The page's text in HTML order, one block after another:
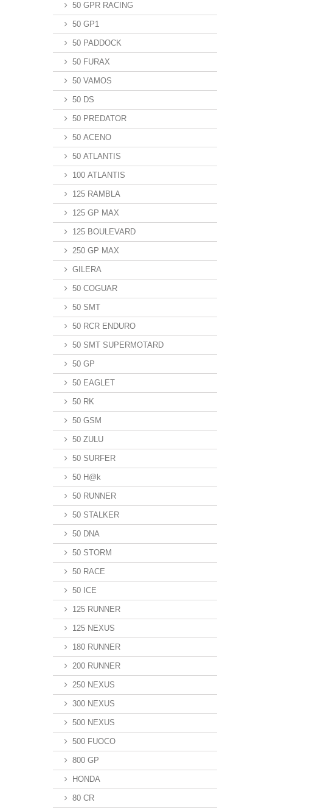
50 GPR RACING
50 GP1
50 PADDOCK
50 FURAX
50 VAMOS
50 DS
50 PREDATOR
50 ACENO
50 ATLANTIS
100 ATLANTIS
125 RAMBLA
125 GP MAX
125 BOULEVARD
250 GP MAX
GILERA
50 COGUAR
50 SMT
50 RCR ENDURO
50 SMT SUPERMOTARD
50 GP
50 EAGLET
50 RK
50 GSM
50 ZULU
50 SURFER
50 H@k
50 RUNNER
50 STALKER
50 DNA
50 STORM
50 RACE
50 ICE
125 RUNNER
125 NEXUS
180 RUNNER
200 RUNNER
250 NEXUS
300 NEXUS
500 NEXUS
500 FUOCO
800 GP
HONDA
80 CR